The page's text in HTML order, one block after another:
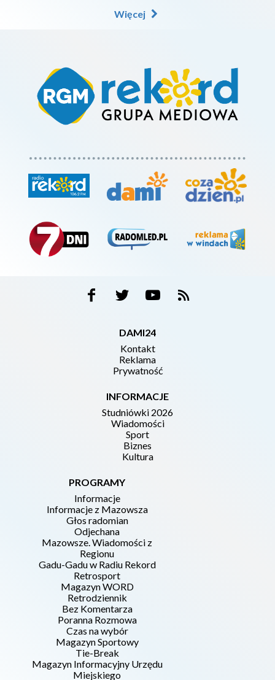
Więcej
DAMI24
Kontakt
Reklama
Prywatność
INFORMACJE
Studniówki 2026
Wiadomości
Sport
Biznes
Kultura
PROGRAMY
Informacje
Informacje z Mazowsza
Głos radomian
Odjechana
Mazowsze. Wiadomości z
Regionu
Gadu-Gadu w Radiu Rekord
Retrosport
Magazyn WORD
Retrodziennik
Bez Komentarza
Poranna Rozmowa
Czas na wybór
Magazyn Sportowy
Tie-Break
Magazyn Informacyjny Urzędu
Miejskiego